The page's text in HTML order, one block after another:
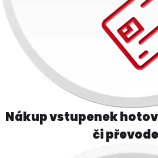
Nákup vstupenek
či